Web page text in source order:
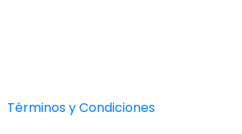
Términos y Condiciones